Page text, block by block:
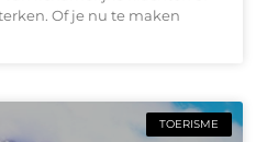
Of je nu te maken
TOERISME